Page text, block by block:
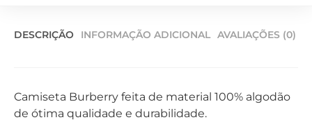
DESCRIÇÃO INFORMAÇÃO ADICIONAL AVALIAÇÕES (0)
Camiseta Burberry feita de material 100% algodão
de ótima qualidade e durabilidade.